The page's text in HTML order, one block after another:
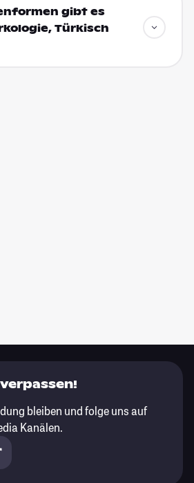
gibt es
Türkisch
bleiben und folge uns auf
Kanälen.